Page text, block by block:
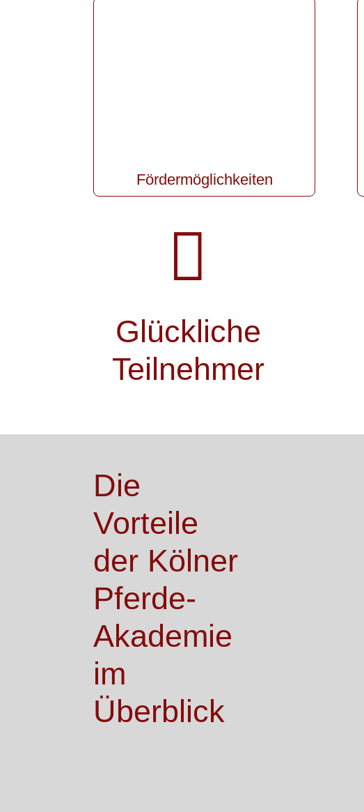
Fördermöglichkeiten

Glückliche
Teilnehmer
Die
Vorteile
der Kölner
Pferde-
Akademie
im
Überblick